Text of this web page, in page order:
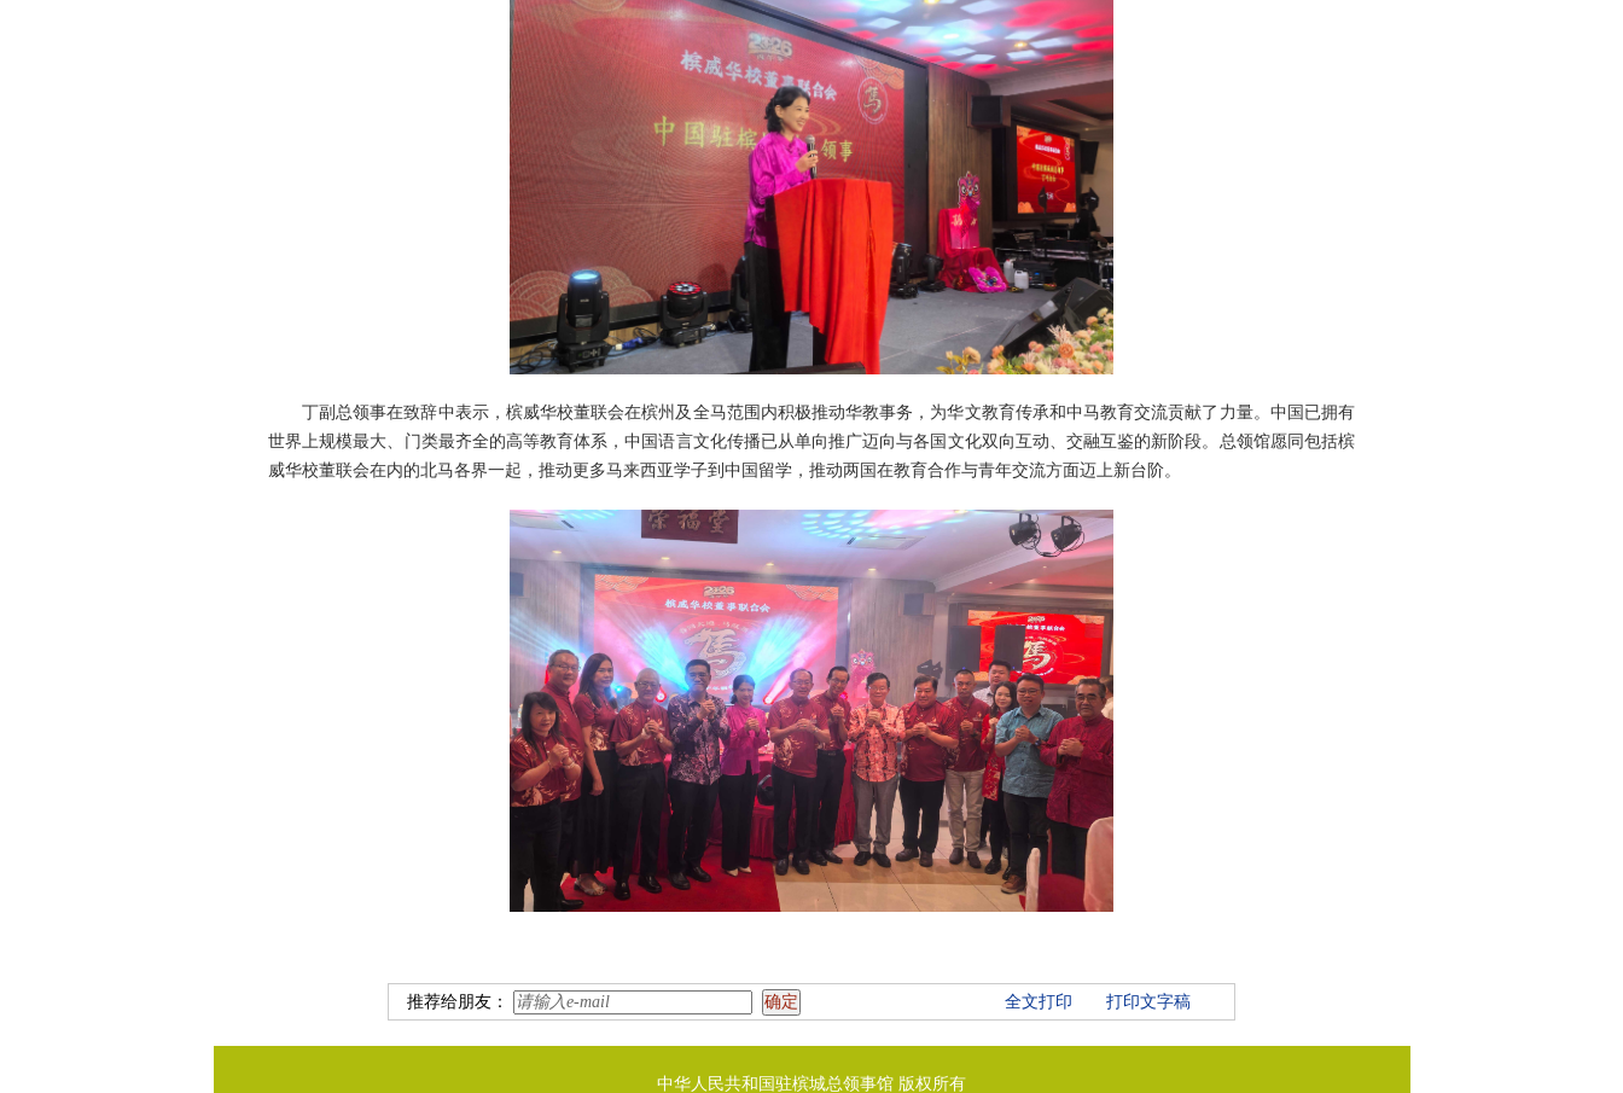
丁副总领事在致辞中表示，槟威华校董联会在槟州及全马范围内积极推动华教事务，为华文教育传承和中马教育交流贡献了力量。中国已拥有
世界上规模最大、门类最齐全的高等教育体系，中国语言文化传播已从单向推广迈向与各国文化双向互动、交融互鉴的新阶段。总领馆愿同包括槟
威华校董联会在内的北马各界一起，推动更多马来西亚学子到中国留学，推动两国在教育合作与青年交流方面迈上新台阶。
推荐给朋友： 全文打印 打印文字稿
中华人民共和国驻槟城总领事馆 版权所有